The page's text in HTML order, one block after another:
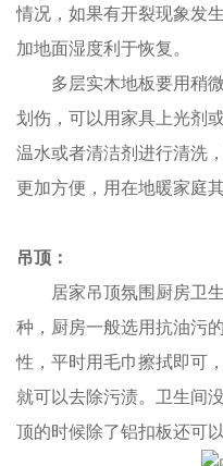
情况，如果有开裂现象发
加地面湿度利于恢复。
多层实木地板要用稍
划伤，可以用家具上光剂
温水或者清洁剂进行清洗
更加方便，用在地暖家庭
吊顶：
居家吊顶氛围厨房卫
种，厨房一般选用抗油污
性，平时用毛巾擦拭即可
就可以去除污渍。卫生间
顶的时候除了铝扣板还可